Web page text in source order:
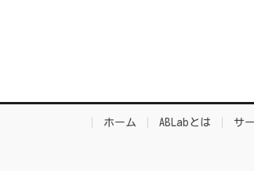
ホーム ABLabとは サ